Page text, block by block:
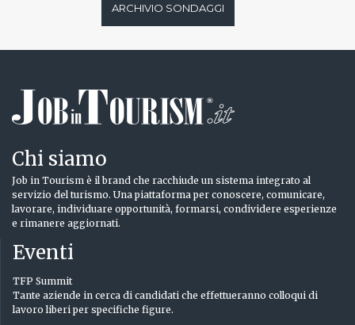
ARCHIVIO SONDAGGI
Chi siamo
Job in Tourism è il brand che racchiude un sistema integrato al
servizio del turismo. Una piattaforma per conoscere, comunicare,
lavorare, individuare opportunità, formarsi, condividere esperienze
e rimanere aggiornati.
Eventi
TFP Summit
Tante aziende in cerca di candidati che effettueranno colloqui di
lavoro liberi per specifiche figure.